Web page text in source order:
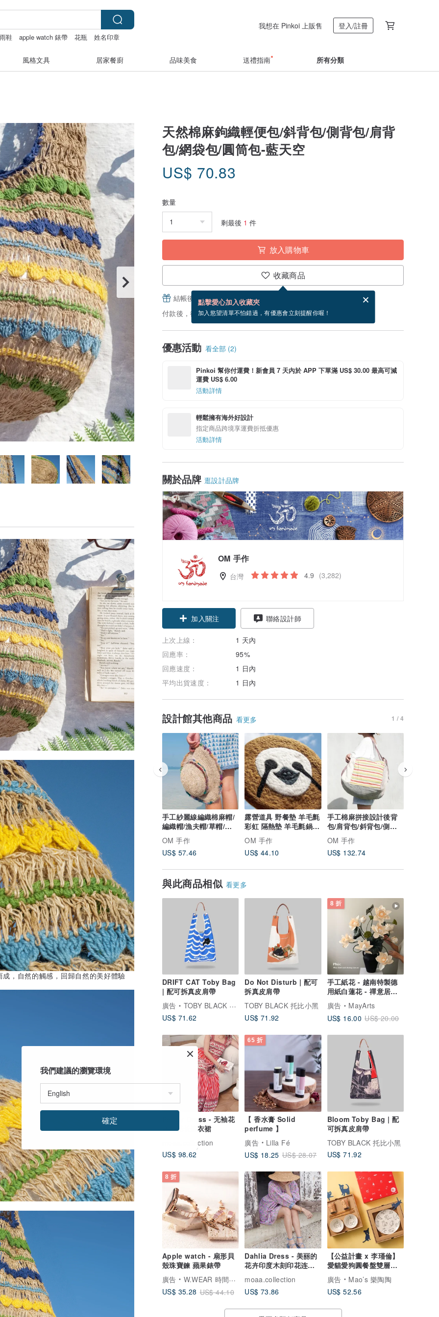
雨鞋 apple watch 錶帶 花瓶 姓名印章
我想在 Pinkoi 上販售 登入/註冊
風格文具 居家餐廚 品味美食 送禮指南 所有分類
天然棉麻鉤織輕便包/斜背包/側背包/肩背
包/網袋包/圓筒包-藍天空
US$ 70.83
數量
剩最後 1 件
放入購物車
收藏商品
點擊愛心加入收藏夾
加入慾望清單不怕錯過，有優惠會立刻提醒你喔！
結帳後填寫並分享，免費幫你寄送電子賀卡。
電子賀卡是什麼？
付款後，從備貨到寄出商品為 1 個工作天。（不包含假日）
優惠活動 看全部 (2)
Pinkoi 幫你付運費！新會員 7 天內於 APP 下單滿 US$ 30.00 最高可減
運費 US$ 6.00
活動詳情
輕鬆擁有海外好設計
指定商品跨境享運費折抵優惠
活動詳情
關於品牌 逛設計品牌
OM 手作
台灣 4.9 (3,282)
加入關注 聯絡設計師
上次上線：
1 天內
回應率：
95%
回應速度：
1 日內
平均出貨速度：
1 日內
設計館其他商品 看更多 1 / 4
手工紗麗線編織棉麻帽/
編織帽/漁夫帽/草帽/草
編帽-紗麗線條紋編
OM 手作
US$ 57.46
露營道具 野餐墊 羊毛氈
彩虹 隔熱墊 羊毛氈鍋
墊-可愛樹懶動物園
OM 手作
US$ 44.10
手工棉麻拼接設計後背
包/肩背包/斜背包/側背
包-幾何色塊三用包
OM 手作
US$ 132.74
與此商品相似 看更多
DRIFT CAT Toby Bag
| 配可拆真皮肩帶
廣告
TOBY BLACK 托比小黑
US$ 71.62
Do Not Disturb | 配可
拆真皮肩帶
TOBY BLACK 托比小黑
US$ 71.92
8 折
手工紙花 - 越南特製德
用紙白蓮花 - 禪意居家
擺飾與質感送禮首選
廣告
MayArts
US$ 16.00 US$ 20.00
Peony Dress - 无袖花
卉印花长连衣裙
moaa.collection
US$ 98.62
65 折
【 香水膏 Solid
perfume 】
廣告
Lilla Fé
US$ 18.25 US$ 28.07
Bloom Toby Bag | 配
可拆真皮肩帶
TOBY BLACK 托比小黑
US$ 71.92
8 折
Apple watch - 扇形貝
殼珠寶鍊 蘋果錶帶
廣告
W.WEAR 時間穿搭
US$ 35.28 US$ 44.10
Dahlia Dress - 美丽的
花卉印度木刻印花连衣
moaa.collection
US$ 73.86
【公益計畫 x 李瑾倫】
愛貓愛狗圓餐盤雙層禮
盒組
廣告
Mao’s 樂陶陶
US$ 52.56
，自然的觸感，回歸自然的美好體驗
我們建議的瀏覽環境
確定